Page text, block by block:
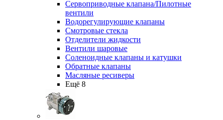
Сервоприводные клапана/Пилотные
вентили
Водорегулирующие клапаны
Смотровые стекла
Отделители жидкости
Вентили шаровые
Соленоидные клапаны и катушки
Обратные клапаны
Масляные ресиверы
Ещё 8